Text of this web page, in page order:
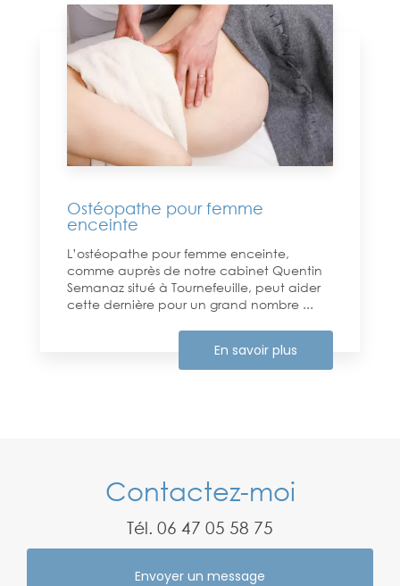
Ostéopathe pour femme
enceinte
L’ostéopathe pour femme enceinte,
comme auprès de notre cabinet Quentin
Semanaz situé à Tournefeuille, peut aider
cette dernière pour un grand nombre ...
En savoir plus
Contactez-moi
Tél. 06 47 05 58 75
Envoyer un message